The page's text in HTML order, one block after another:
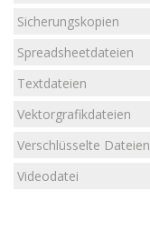
Sicherungskopien
Spreadsheetdateien
Textdateien
Vektorgrafikdateien
Verschlüsselte Dateien
Videodatei